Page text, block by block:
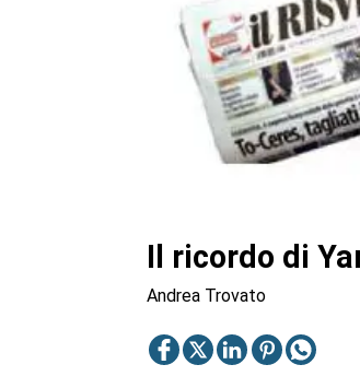
Il ricordo di
Andrea Trovato